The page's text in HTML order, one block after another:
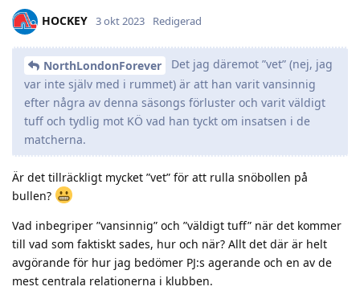
HOCKEY 3 okt 2023 Redigerad
NorthLondonForever
Det jag däremot ”vet” (nej, jag
var inte själv med i rummet) är att han varit vansinnig
efter några av denna säsongs förluster och varit väldigt
tuff och tydlig mot KÖ vad han tyckt om insatsen i de
matcherna.
Är det tillräckligt mycket ”vet” för att rulla snöbollen på
bullen?
Vad inbegriper ”vansinnig” och ”väldigt tuff” när det kommer
till vad som faktiskt sades, hur och när? Allt det där är helt
avgörande för hur jag bedömer PJ:s agerande och en av de
mest centrala relationerna i klubben.